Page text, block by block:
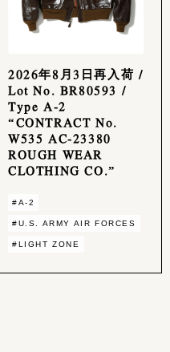
2026年8月3日再入荷 /
Lot No. BR80593 /
Type A-2
“CONTRACT No.
W535 AC-23380
ROUGH WEAR
CLOTHING CO.”
#A-2
#U.S. ARMY AIR FORCES
#LIGHT ZONE